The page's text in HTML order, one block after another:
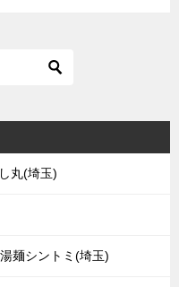
丸(埼玉)
麺シントミ(埼玉)